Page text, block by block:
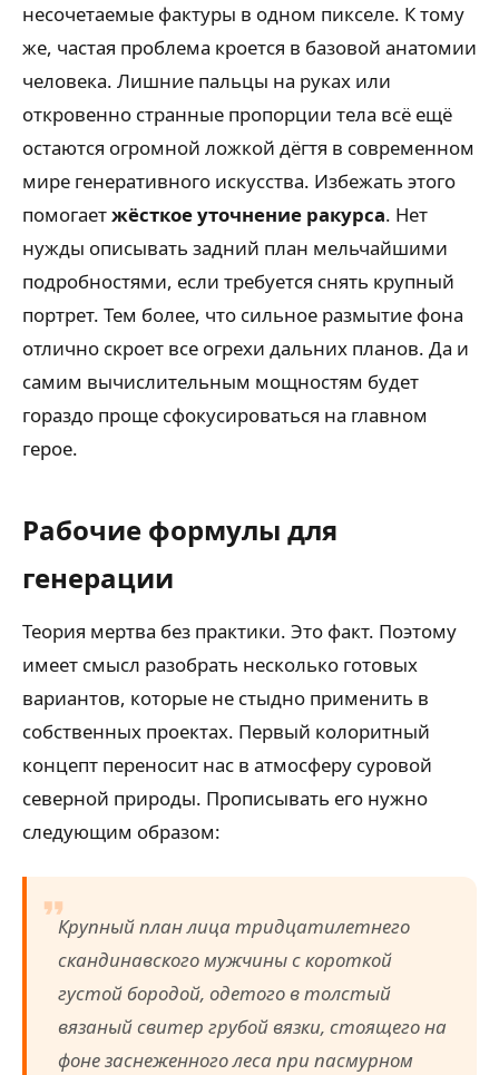
несочетаемые фактуры в одном пикселе. К тому
же, частая проблема кроется в базовой анатомии
человека. Лишние пальцы на руках или
откровенно странные пропорции тела всё ещё
остаются огромной ложкой дёгтя в современном
мире генеративного искусства. Избежать этого
помогаетжёсткое уточнение ракурса. Нет
нужды описывать задний план мельчайшими
подробностями, если требуется снять крупный
портрет. Тем более, что сильное размытие фона
отлично скроет все огрехи дальних планов. Да и
самим вычислительным мощностям будет
гораздо проще сфокусироваться на главном
герое.
Рабочие формулы для
генерации
Теория мертва без практики. Это факт. Поэтому
имеет смысл разобрать несколько готовых
вариантов, которые не стыдно применить в
собственных проектах. Первый колоритный
концепт переносит нас в атмосферу суровой
северной природы. Прописывать его нужно
следующим образом:
Крупный план лица тридцатилетнего
скандинавского мужчины с короткой
густой бородой, одетого в толстый
вязаный свитер грубой вязки, стоящего на
фоне заснеженного леса при пасмурном